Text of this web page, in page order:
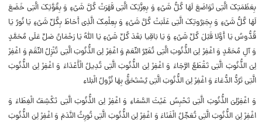
بِعَظَمَتِکَ الَّتِی تَوَاضَعَ لَهَا کُلُّ شَیْ‏ءٍ وَ بِعِزَّتِکَ الَّتِی قَهَرَتْ کُلَّ شَیْ‏ءٍ وَ بِقُوَّتِکَ الَّتِی خَضَعَ
لَهَا کُلُّ شَیْ‏ءٍ وَ بِجَبَرُوتِکَ الَّتِی غَلَبَتْ کُلَّ شَیْ‏ءٍ وَ بِعِلْمِکَ الَّذِی أَحَاطَ بِکُلِّ شَیْ‏ءٍ یَا نُورُ یَا
قُدُّوسُ یَا أَوَّلا قَبْلَ کُلِّ شَیْ‏ءٍ وَ یَا بَاقِیا بَعْدَ کُلِّ شَیْ‏ءٍ یَا اللَّهُ یَا رَحْمَانُ صَلِّ عَلَى مُحَمَّدٍ
وَ آلِ مُحَمَّدٍ وَ اغْفِرْ لِیَ الذُّنُوبَ الَّتِی تُغَیِّرُ النِّعَمَ وَ اغْفِرْ لِیَ الذُّنُوبَ الَّتِی تُنْزِلُ النِّقَمَ وَ اغْفِرْ
لِیَ الذُّنُوبَ الَّتِی تَقْطَعُ الرَّجَاءَ وَ اغْفِرْ لِیَ الذُّنُوبَ الَّتِی تُدِیلُ الْأَعْدَاءَ وَ اغْفِرْ لِیَ الذُّنُوبَ
الَّتِی تَرُدُّ الدُّعَاءَ وَ اغْفِرْ لِیَ الذُّنُوبَ الَّتِی یُسْتَحَقُّ بِهَا نُزُولُ الْبَلاءِ
وَ اغْفِرْلِیَ الذُّنُوبَ الَّتِی تَحْبِسُ غَیْثَ السَّمَاءِ وَ اغْفِرْ لِیَ الذُّنُوبَ الَّتِی تَکْشِفُ الْغِطَاءَ وَ
اغْفِرْ لِیَ الذُّنُوبَ الَّتِی تُعَجِّلُ الْفَنَاءَ وَ اغْفِرْ لِیَ الذُّنُوبَ الَّتِی تُورِثُ النَّدَمَ وَ اغْفِرْ لِیَ الذُّنُوبَ